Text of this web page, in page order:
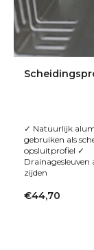
✓ Natuurlijk
gebruiken als
opsluitprofiel ✓
Drainagesleuven
zijden
€44,70